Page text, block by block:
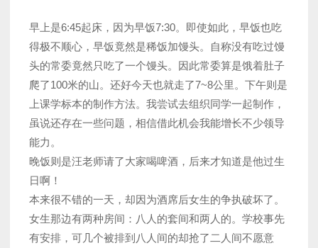
早上是6:45起床，因为早饭7:30。即使如此，早饭也吃
得极不顺心，早饭竟然是稀饭加馒头。自称没有吃过馒
头的常委竟然只吃了一个馒头。因此常委算是饿着肚子
爬了100米的山。还好今天也就走了7~8公里。下午则是
上课学标本的制作方法。我尝试去组织同学一起制作，
虽说还存在一些问题，相信借此机会我能增长不少领导
能力。
晚饭则是汪老师请了大家喝啤酒，后来才知道是他过生
日啊！
本来很不错的一天，却因为酒席后女生的争执破坏了。
女生那边有两种房间：八人的套间和两人的。学校事先
有安排，可几个被排到八人间的却抢了二人间不愿意